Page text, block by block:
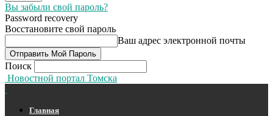
Вы забыли свой пароль?
Password recovery
Восстановите свой пароль
Ваш адрес электронной почты
Поиск
Новостной портал Томска
Главная